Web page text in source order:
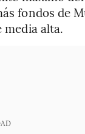
fondos de
alta.